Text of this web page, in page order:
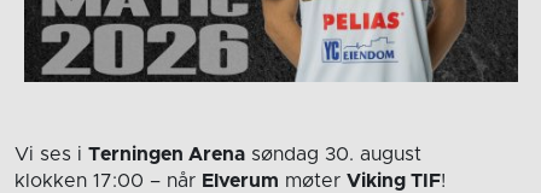
Vi ses i Terningen Arena søndag 30. august
klokken 17:00 – når Elverum møter Viking TIF!